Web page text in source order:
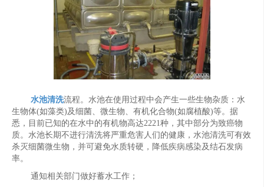
水池清洗流程。水池在使用过程中会产生一些生物杂质：水
生物体(如藻类)及细菌、微生物、有机化合物(如腐植酸)等。据
悉，目前已知的在水中的有机物高达2221种，其中部分为致癌物
质。水池长期不进行清洗将严重危害人们的健康，水池清洗可有效
杀灭细菌微生物，并可避免水质转硬，降低疾病感染及结石发病
率。
通知相关部门做好蓄水工作；